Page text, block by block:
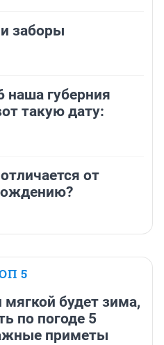
заборы
наша губерния
такую дату:
от
5
будет зима,
по погоде 5
приметы